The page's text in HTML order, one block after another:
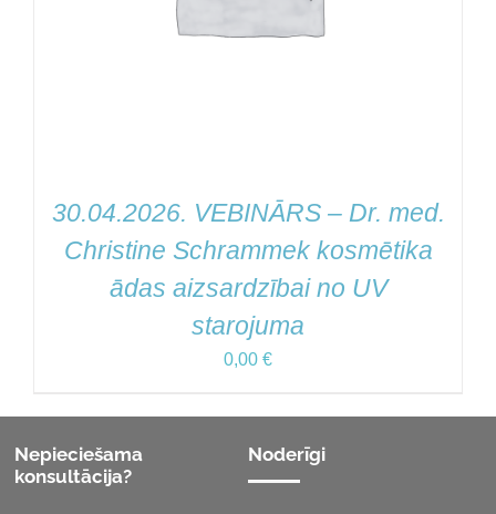
30.04.2026. VEBINĀRS – Dr. med.
Christine Schrammek kosmētika
ādas aizsardzībai no UV
starojuma
0,00 €
Nepieciešama
konsultācija?
Noderīgi